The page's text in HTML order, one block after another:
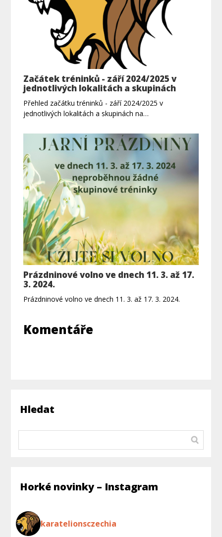
Začátek tréninků - září 2024/2025 v
jednotlivých lokalitách a skupinách
Přehled začátku tréninků - září 2024/2025 v
jednotlivých lokalitách a skupinách na…
Prázdninové volno ve dnech 11. 3. až 17.
3. 2024.
Prázdninové volno ve dnech 11. 3. až 17. 3. 2024.
Komentáře
Hledat
Horké novinky – Instagram
karatelionsczechia